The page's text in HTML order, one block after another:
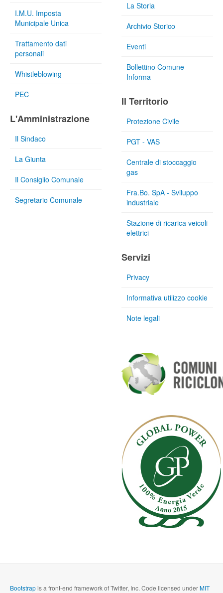
I.M.U. Imposta
Municipale Unica
Trattamento dati
personali
Whistleblowing
PEC
L'Amministrazione
Il Sindaco
La Giunta
Il Consiglio Comunale
Segretario Comunale
La Storia
Archivio Storico
Eventi
Bollettino Comune
Informa
Il Territorio
Protezione Civile
PGT - VAS
Centrale di stoccaggio
gas
Fra.Bo. SpA - Sviluppo
industriale
Stazione di ricarica veicoli
elettrici
Servizi
Privacy
Informativa utilizzo cookie
Note legali
Bootstrapis a front-end framework of Twitter, Inc. Code licensed underMIT